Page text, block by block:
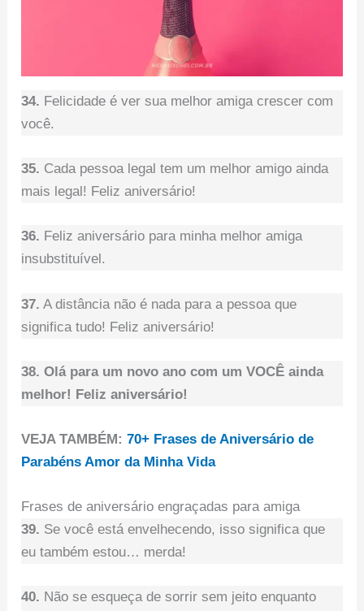
34. Felicidade é ver sua melhor amiga crescer com
você.
35. Cada pessoa legal tem um melhor amigo ainda
mais legal! Feliz aniversário!
36. Feliz aniversário para minha melhor amiga
insubstituível.
37. A distância não é nada para a pessoa que
significa tudo! Feliz aniversário!
38. Olá para um novo ano com um VOCÊ ainda
melhor! Feliz aniversário!
VEJA TAMBÉM:70+ Frases de Aniversário de
Parabéns Amor da Minha Vida
Frases de aniversário engraçadas para amiga
39. Se você está envelhecendo, isso significa que
eu também estou… merda!
40. Não se esqueça de sorrir sem jeito enquanto